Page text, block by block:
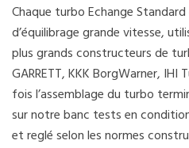
Chaque turbo Echange
d’équilibrage grande vitesse,
plus grands constructeurs de
GARRETT, KKK BorgWarner,
fois l’assemblage du turbo
sur notre banc tests en
et reglé selon les normes